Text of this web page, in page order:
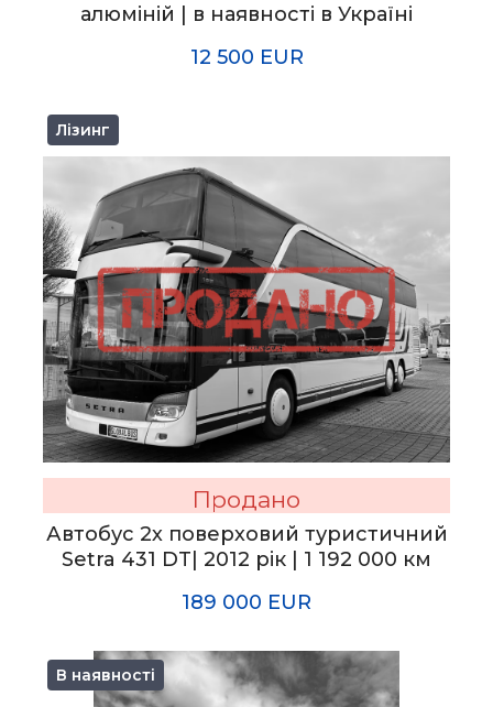
алюміній | в наявності в Україні
12 500 EUR
Лізинг
Продано
Автобус 2х поверховий туристичний
Setra 431 DT| 2012 рік | 1 192 000 км
189 000 EUR
В наявності